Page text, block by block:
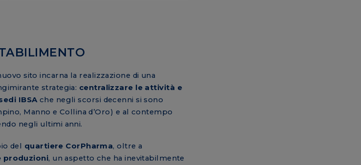
sito incarna la realizzazione di una
strategia: centralizzare le attività e
IBSA che negli scorsi decenni si sono
Manno e Collina d’Oro) e al contempo
negli ultimi anni.
del quartiere CorPharma, oltre a
produzioni, un aspetto che ha inevitabilmente